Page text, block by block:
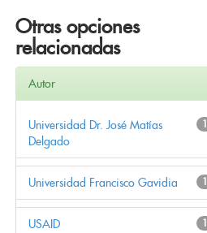
Otras opciones
relacionadas
Autor
1
Universidad Dr. José Matías
Delgado
1
Universidad Francisco Gavidia
1
USAID